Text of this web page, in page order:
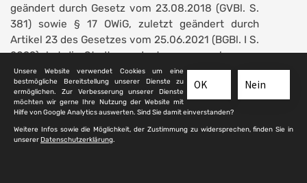
geändert durch Gesetz vom 23.08.2018 (GVBl. S.
381) sowie § 17 OWiG, zuletzt geändert durch
Artikel 23 des Gesetzes vom 25.06.2021 (BGBl. I S.
2099), hat die Stadtverordnetenversammlung am
15.12.2022, § 2657, folgende Satzung
(Friedhofsordnung) beschlossen:
Friedhofsordnung der Stadt Frankfurt am
Nein
OK
Unsere Website verwendet Cookies um eine
bestmögliche Bereitstellung unserer Dienste zu
ermöglichen. Zur Verbesserung unserer Dienste
möchten wir gerne Ihre Nutzung der Website mit
Hilfe von Google Analytics auswerten. Sind Sie damit einverstanden?
Weitere Infos sowie die Möglichkeit, der Zustimmung zu widersprechen, finden Sie in
unsererDatenschutzerklärung.